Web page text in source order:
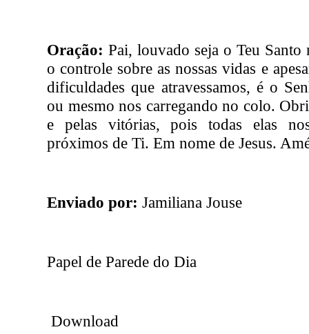
Oração: Pai, louvado seja o Teu Santo
o controle sobre as nossas vidas e
dificuldades que atravessamos, é o
ou mesmo nos carregando no colo.
e pelas vitórias, pois todas elas
próximos de Ti. Em nome de Jesus.
Enviado por: Jamiliana Jouse
Papel de Parede do Dia
Download